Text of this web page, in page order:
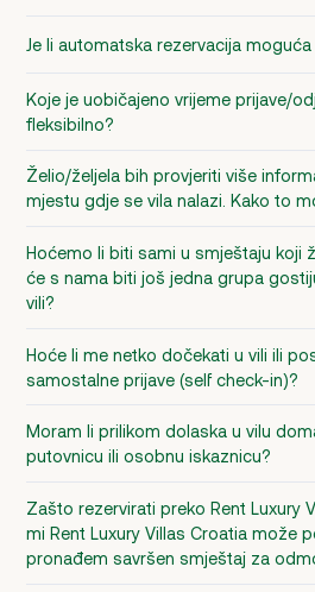
Je li automatska rezervacija moguća
Koje je uobičajeno vrijeme prijave/
fleksibilno?
Želio/željela bih provjeriti više
mjestu gdje se vila nalazi. Kako to
Hoćemo li biti sami u smještaju koji
će s nama biti još jedna grupa
vili?
Hoće li me netko dočekati u vili ili
samostalne prijave (self check-in)?
Moram li prilikom dolaska u vilu
putovnicu ili osobnu iskaznicu?
Zašto rezervirati preko Rent Luxury
mi Rent Luxury Villas Croatia može
pronađem savršen smještaj za